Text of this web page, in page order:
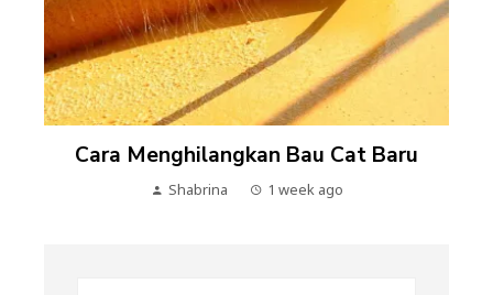
Cara Menghilangkan Bau Cat Baru
Shabrina 1 week ago